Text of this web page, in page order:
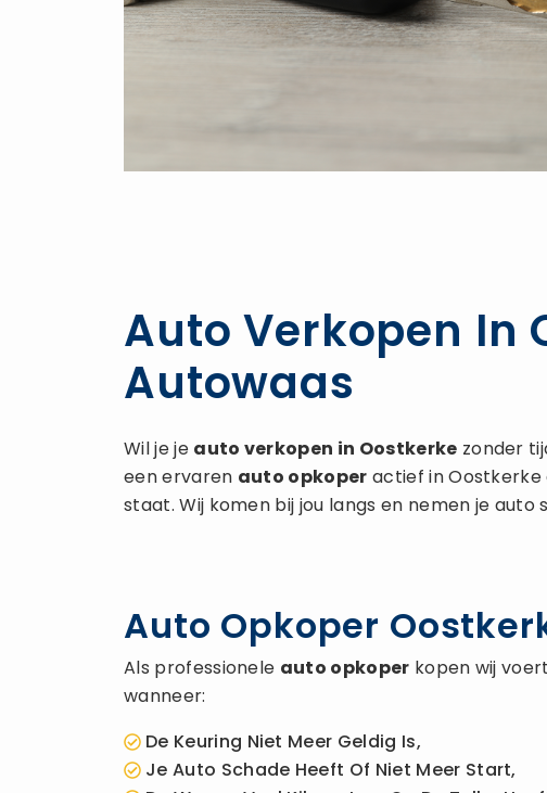
Auto Verkopen In
Autowaas
Wil je je auto verkopen in Oostkerke zonder
een ervaren auto opkoper actief in
staat. Wij komen bij jou langs en nemen je
Auto Opkoper
Als professionele auto opkoper kopen wij
wanneer:
De Keuring Niet Meer Geldig Is,
Je Auto Schade Heeft Of Niet Meer Start,